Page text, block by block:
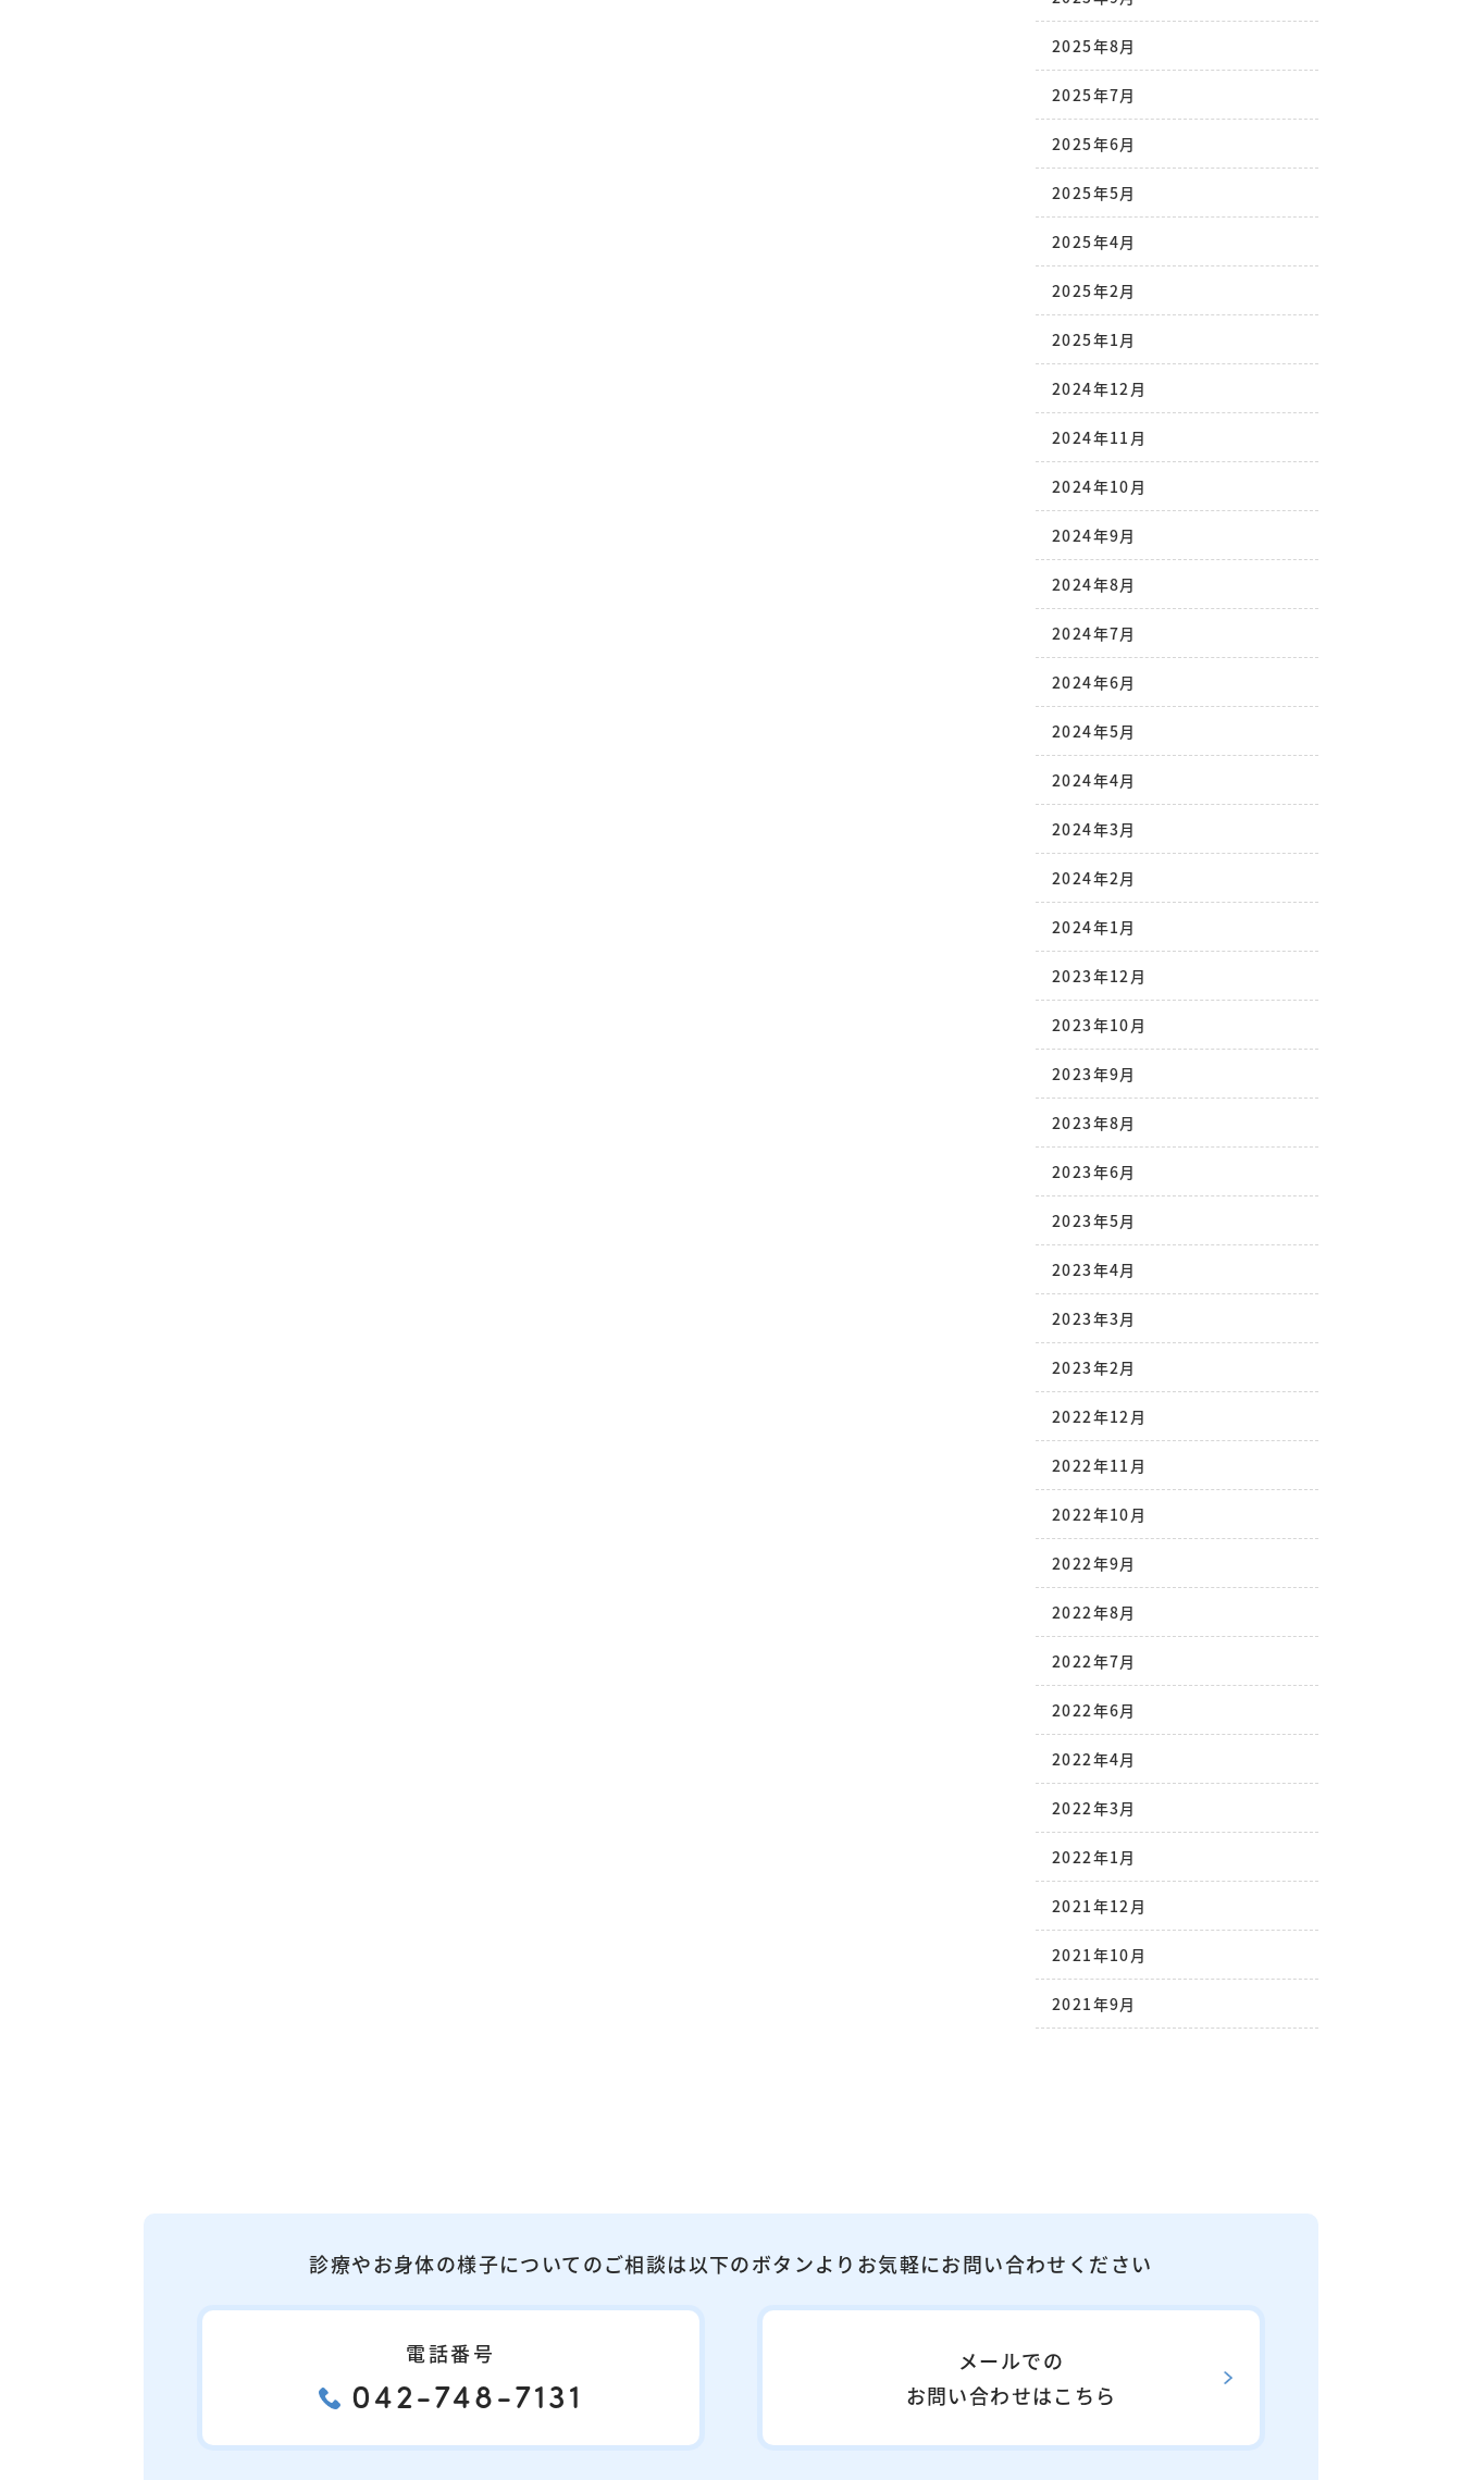
2025年8月
2025年7月
2025年6月
2025年5月
2025年4月
2025年2月
2025年1月
2024年12月
2024年11月
2024年10月
2024年9月
2024年8月
2024年7月
2024年6月
2024年5月
2024年4月
2024年3月
2024年2月
2024年1月
2023年12月
2023年10月
2023年9月
2023年8月
2023年6月
2023年5月
2023年4月
2023年3月
2023年2月
2022年12月
2022年11月
2022年10月
2022年9月
2022年8月
2022年7月
2022年6月
2022年4月
2022年3月
2022年1月
2021年12月
2021年10月
2021年9月
診療やお身体の様子についてのご相談は以下のボタンよりお気軽にお問い合わせください
電話番号
042-748-7131
メールでの
お問い合わせはこちら